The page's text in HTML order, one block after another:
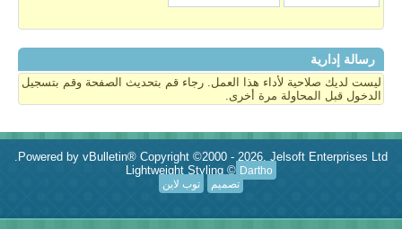
رسالة إدارية
ليست لديك صلاحية لأداء هذا العمل. رجاء قم بتحديث الصفحة وقم بتسجيل
الدخول قبل المحاولة مرة أخرى.
Powered by vBulletin® Copyright ©2000 - 2026, Jelsoft Enterprises Ltd.
Lightweight Styling © Dartho
تصميم
توب لاين